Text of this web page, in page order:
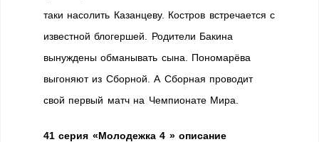
таки насолить Казанцеву. Костров встречается с
известной блогершей. Родители Бакина
вынуждены обманывать сына. Пономарёва
выгоняют из Сборной. А Сборная проводит
свой первый матч на Чемпионате Мира.
41 серия «Молодежка 4 » описание